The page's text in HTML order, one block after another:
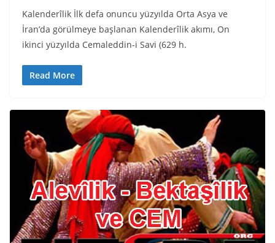
Kalenderîlik İlk defa onuncu yüzyılda Orta Asya ve
İran’da görülmeye başlanan Kalenderîlik akımı, On
ikinci yüzyılda Cemaleddin-i Savi (629 h.
Read More